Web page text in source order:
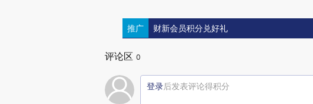
推广 财新会员积分兑好礼
评论区 0
登录后发表评论得积分